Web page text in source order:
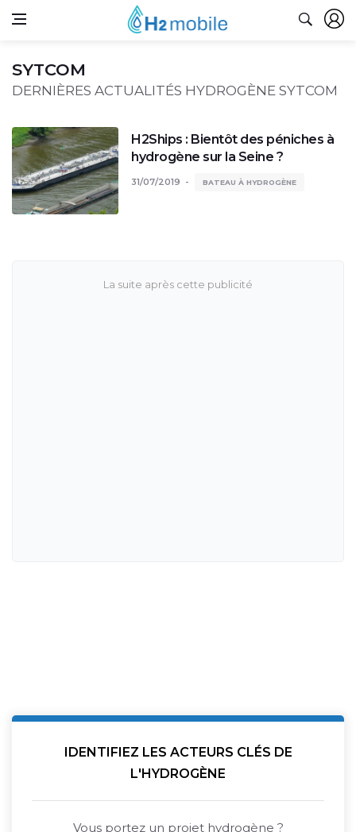
SYTCOM
DERNIÈRES ACTUALITÉS HYDROGÈNE SYTCOM
H2Ships : Bientôt des péniches à
hydrogène sur la Seine ?
31/07/2019 BATEAU À HYDROGÈNE
IDENTIFIEZ LES ACTEURS CLÉS DE
L'HYDROGÈNE
Vous portez un projet hydrogène ?